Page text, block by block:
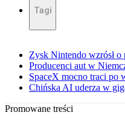
Tagi
Zysk Nintendo wzrósł o
Producenci aut w
SpaceX mocno traci po
Chińska AI uderza w
Promowane treści